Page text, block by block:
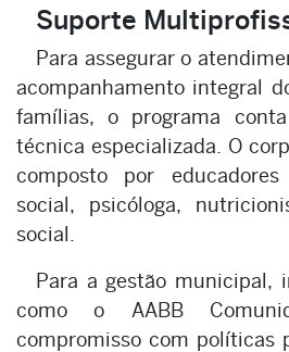
Suporte
Para assegurar o
acompanhamento integral
famílias, o programa
técnica especializada. O
composto por
social, psicóloga,
social.
Para a gestão municipal,
como o AABB
compromisso com políticas